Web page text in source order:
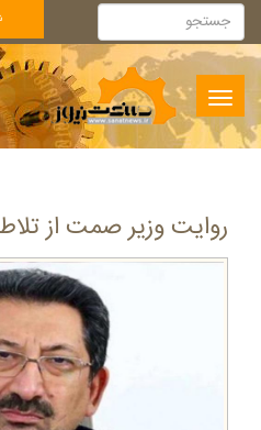
Toggle
navigation
روایت وزیر صمت از